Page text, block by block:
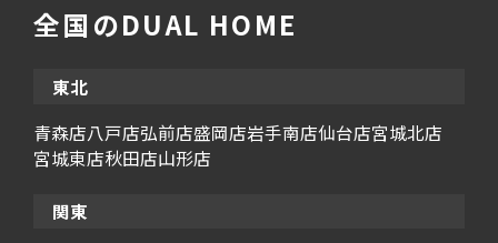
全国のDUAL HOME
東北
青森店八戸店弘前店盛岡店岩手南店仙台店宮城北店
宮城東店秋田店山形店
関東